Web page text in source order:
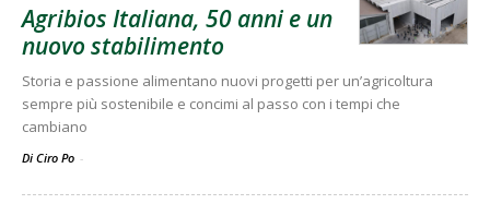
Agribios Italiana, 50 anni e un
nuovo stabilimento
Storia e passione alimentano nuovi progetti per un’agricoltura
sempre più sostenibile e concimi al passo con i tempi che
cambiano
Di Ciro Po -